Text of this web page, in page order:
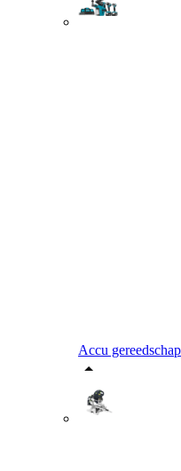
Accu gereedschap